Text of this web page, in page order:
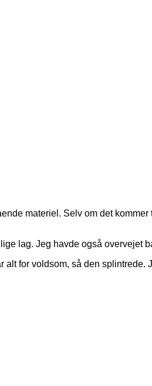
materiel. Selv om det kommer
lag. Jeg havde også overvejet
for voldsom, så den splintrede.